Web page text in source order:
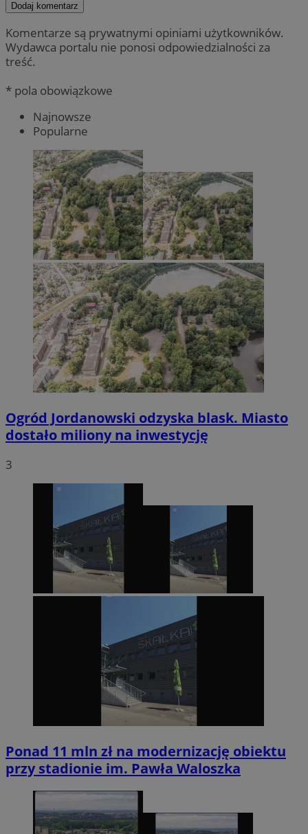
Dodaj komentarz
Komentarze są prywatnymi opiniami użytkowników.
Wydawca portalu nie ponosi odpowiedzialności za
treść.
* pola obowiązkowe
Najnowsze
Popularne
Ogród Jordanowski odzyska blask. Miasto
dostało miliony na inwestycję
3
Ponad 11 mln zł na modernizację obiektu
przy stadionie im. Pawła Waloszka